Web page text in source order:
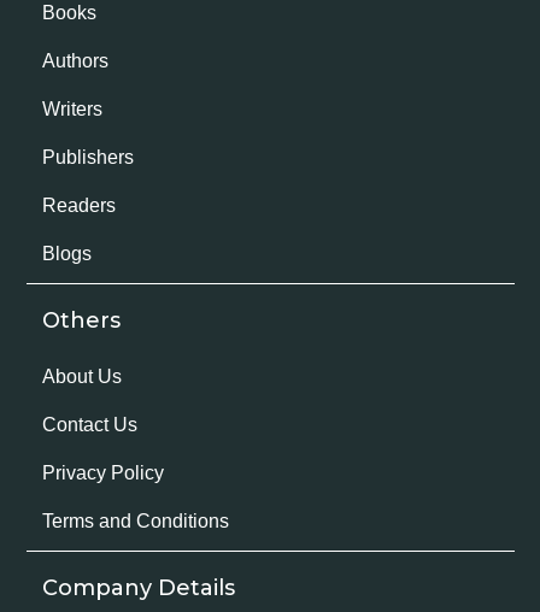
Books
Authors
Writers
Publishers
Readers
Blogs
Others
About Us
Contact Us
Privacy Policy
Terms and Conditions
Company Details